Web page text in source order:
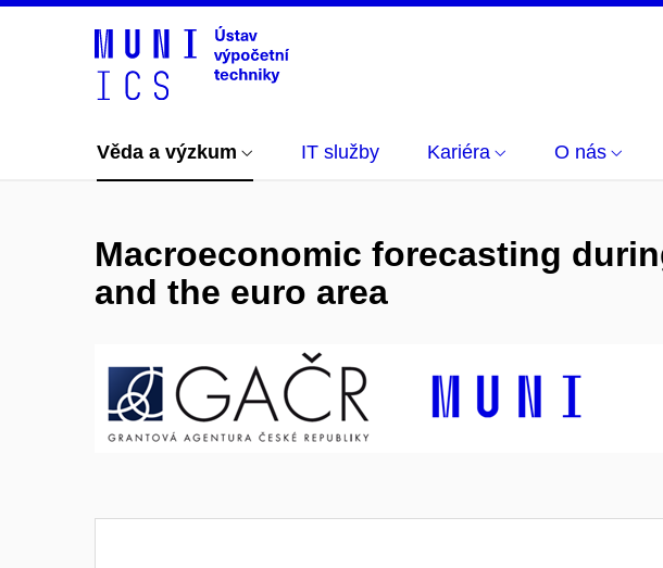
Věda a výzkum IT služby Kariéra O nás
Macroeconomic forecasting
and the euro area